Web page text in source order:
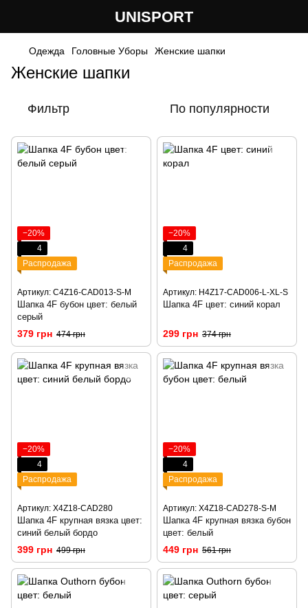
UNISPORT
Одежда Головные Уборы Женские шапки
Женские шапки
Фильтр По популярности
−20%
4
Распродажа
Артикул: C4Z16-CAD013-S-M
Шапка 4F бубон цвет: белый
серый
379 грн 474 грн
−20%
4
Распродажа
Артикул: H4Z17-CAD006-L-XL-S
Шапка 4F цвет: синий корал
299 грн 374 грн
−20%
4
Распродажа
Артикул: X4Z18-CAD280
Шапка 4F крупная вязка цвет:
синий белый бордо
399 грн 499 грн
−20%
4
Распродажа
Артикул: X4Z18-CAD278-S-M
Шапка 4F крупная вязка бубон
цвет: белый
449 грн 561 грн